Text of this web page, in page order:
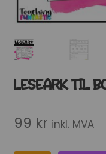
LESEARK TIL
99 kr inkl. MVA